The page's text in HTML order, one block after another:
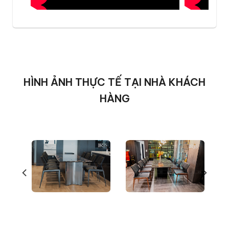
thấm nước hay bám dầu mỡ.
chuyển bàn.
Giá thành rẻ: So với bàn ăn mặt đá tự
nhiên, bàn ăn mặt đá cẩm thạch nhân tạo
cấp cho khách hàng.
HÌNH ẢNH THỰC TẾ TẠI NHÀ KHÁCH
HÀNG